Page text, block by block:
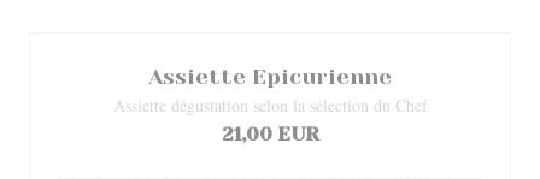
Assiette Epicurienne
Assiette dégustation selon la sélection du Chef
21,00 EUR